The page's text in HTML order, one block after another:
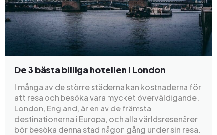
De 3 bästa billiga hotellen i London
I många av de större städerna kan kostnaderna för
att resa och besöka vara mycket överväldigande.
London, England, är en av de främsta
destinationerna i Europa, och alla världsresenärer
bör besöka denna stad någon gång under sin resa.